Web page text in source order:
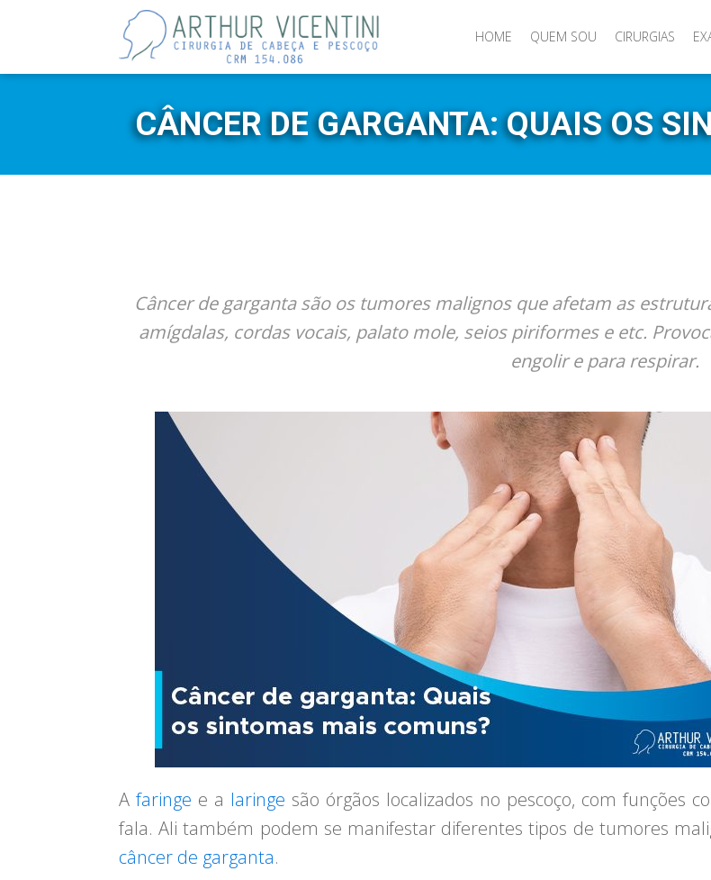
HOME QUEM SOU CIRURGIAS
CÂNCER DE GARGANTA: QUAIS OS
Câncer de garganta são os tumores malignos que afetam as
amígdalas, cordas vocais, palato mole, seios piriformes e etc.
engolir e para respirar.
A faringe e a laringe são órgãos localizados no pescoço, com funções
fala. Ali também podem se manifestar diferentes tipos de tumores
câncer de garganta.